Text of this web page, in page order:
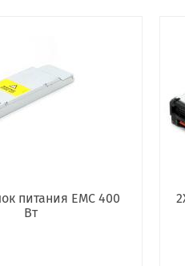
питания EMC 400
Вт